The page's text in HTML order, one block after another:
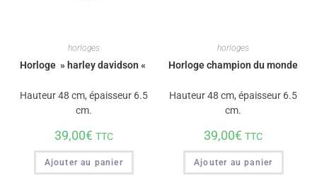
horloges
Horloge » harley davidson «
Hauteur 48 cm, épaisseur 6.5
cm.
39,00€ TTC
Ajouter au panier
horloges
Horloge champion du monde
Hauteur 48 cm, épaisseur 6.5
cm.
39,00€ TTC
Ajouter au panier